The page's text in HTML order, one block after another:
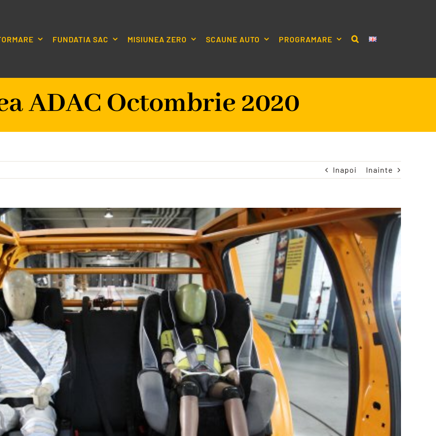
FUNDATIA SAC MISIUNEA ZERO SCAUNE AUTO PROGRAMARE
ADAC Octombrie 2020
Inapoi Inainte